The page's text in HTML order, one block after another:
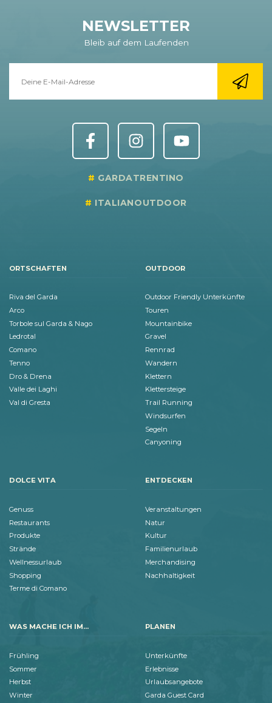
NEWSLETTER
Bleib auf dem Laufenden
GARDATRENTINO
ITALIANOUTDOOR
ORTSCHAFTEN
Riva del Garda
Arco
Torbole sul Garda & Nago
Ledrotal
Comano
Tenno
Dro & Drena
Valle dei Laghi
Val di Gresta
OUTDOOR
Outdoor Friendly Unterkünfte
Touren
Mountainbike
Gravel
Rennrad
Wandern
Klettern
Klettersteige
Trail Running
Windsurfen
Segeln
Canyoning
DOLCE VITA
Genuss
Restaurants
Produkte
Strände
Wellnessurlaub
Shopping
Terme di Comano
ENTDECKEN
Veranstaltungen
Natur
Kultur
Familienurlaub
Merchandising
Nachhaltigkeit
WAS MACHE ICH IM...
Frühling
Sommer
Herbst
Winter
PLANEN
Unterkünfte
Erlebnisse
Urlaubsangebote
Garda Guest Card